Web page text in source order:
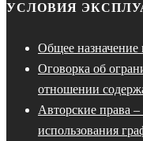
УСЛОВИЯ
Общее
Оговорка об
отношении
Авторские права
использования